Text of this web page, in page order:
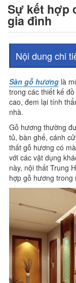
Sự kết hợp
gia đình
Nội dung chi
Sàn gỗ hươnglà
trong các thiết kế
cao, đem lại tính
nhà.
Gỗ hương thường
tủ, bàn ghế, cánh
thất gỗ hương có
với các vật dụng
này, nội thất Trung
hợp gỗ hương trong